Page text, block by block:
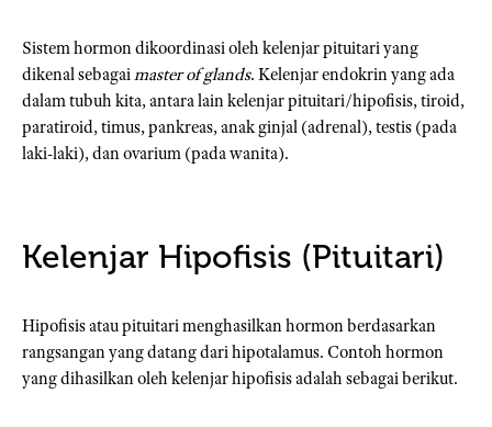
Sistem hormon dikoordinasi oleh kelenjar pituitari yang
dikenal sebagaimaster of glands. Kelenjar endokrin yang ada
dalam tubuh kita, antara lain kelenjar pituitari/hipofisis, tiroid,
paratiroid, timus, pankreas, anak ginjal (adrenal), testis (pada
laki-laki), dan ovarium (pada wanita).
Kelenjar Hipofisis (Pituitari)
Hipofisis atau pituitari menghasilkan hormon berdasarkan
rangsangan yang datang dari hipotalamus. Contoh hormon
yang dihasilkan oleh kelenjar hipofisis adalah sebagai berikut.